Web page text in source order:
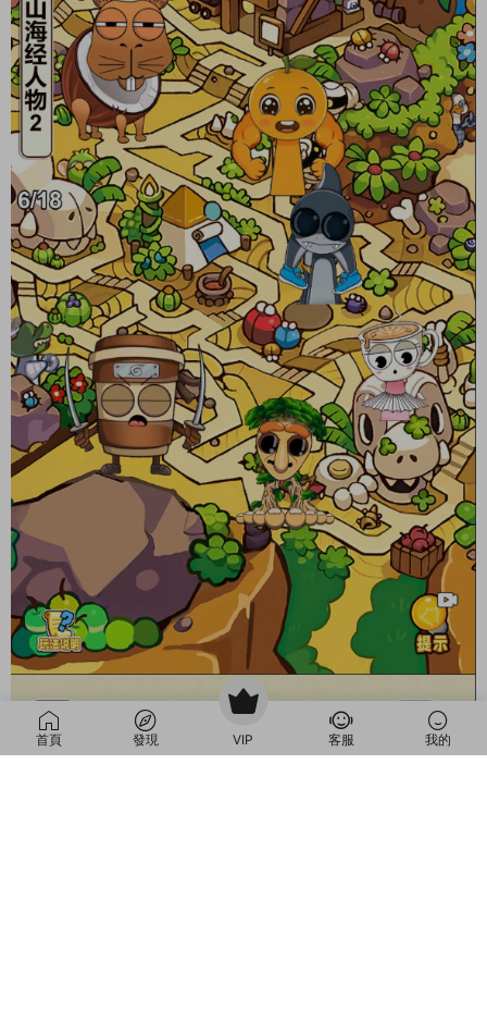
首頁 發現 VIP 客服 我的